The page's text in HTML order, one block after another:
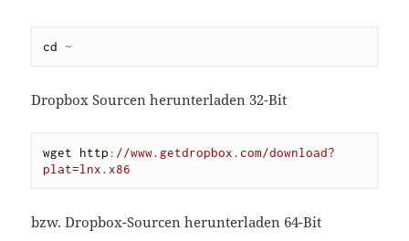
cd ~
Dropbox Sourcen herunterladen 32-Bit
wget http: //www.getdropbox.com/download?
plat=lnx.x86
bzw. Dropbox-Sourcen herunterladen 64-Bit